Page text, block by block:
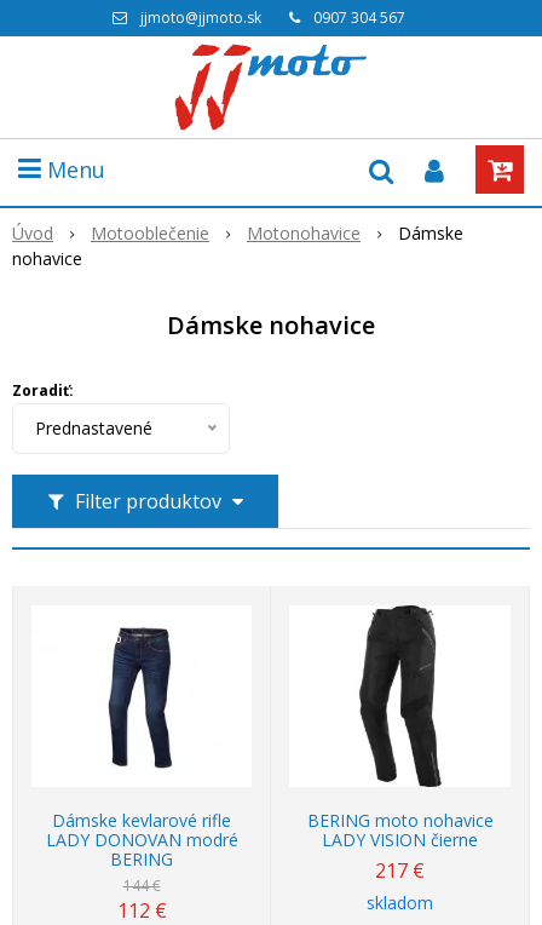
jjmoto@jjmoto.sk 0907 304 567
Menu
Úvod Motooblečenie Motonohavice
Dámske
nohavice
Dámske nohavice
Filter produktov
Zoradiť:
Prednastavené
-22%
Dámske kevlarové rifle
LADY DONOVAN modré
BERING
144 €
112 €
BERING moto nohavice
LADY VISION čierne
217 €
skladom